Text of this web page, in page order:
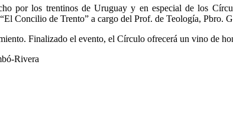
por los trentinos de Uruguay y en especial de los
Concilio de Trento” a cargo del Prof. de Teología, Pbro.
Finalizado el evento, el Círculo ofrecerá un vino de
Rivera